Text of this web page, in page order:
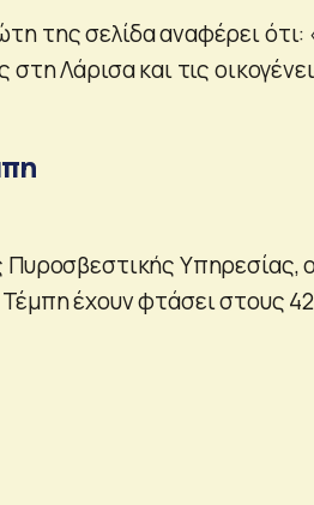
της σελίδα αναφέρει ότι:
Λάρισα και τις
Υπηρεσίας,
έχουν φτάσει στους